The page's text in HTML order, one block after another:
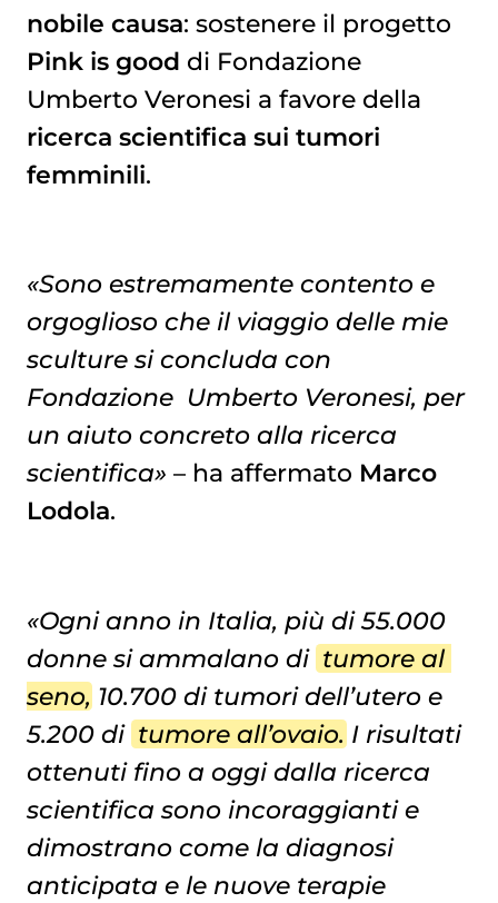
nobile causa: sostenere il progetto
Pink is good di Fondazione
Umberto Veronesi a favore della
ricerca scientifica sui tumori
femminili.
«Sono estremamente contento e
orgoglioso che il viaggio delle mie
sculture si concluda con
Fondazione Umberto Veronesi, per
un aiuto concreto alla ricerca
scientifica» – ha affermato Marco
Lodola.
«Ogni anno in Italia, più di 55.000
donne si ammalano di tumore al
seno, 10.700 di tumori dell’utero e
5.200 di tumore all’ovaio. I risultati
ottenuti fino a oggi dalla ricerca
scientifica sono incoraggianti e
dimostrano come la diagnosi
anticipata e le nuove terapie